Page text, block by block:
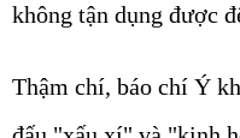
không tận dụng được
Thậm chí, báo chí Ý